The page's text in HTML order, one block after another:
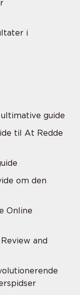
i
guide
til At Redde
om den
Online
and